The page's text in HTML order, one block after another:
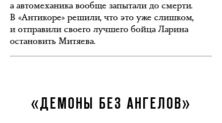
а автомеханика вообще запытали до смерти.
В «Антикоре» решили, что это уже слишком,
и отправили своего лучшего бойца Ларина
остановить Митяева.
«ДЕМОНЫ БЕЗ АНГЕЛОВ»